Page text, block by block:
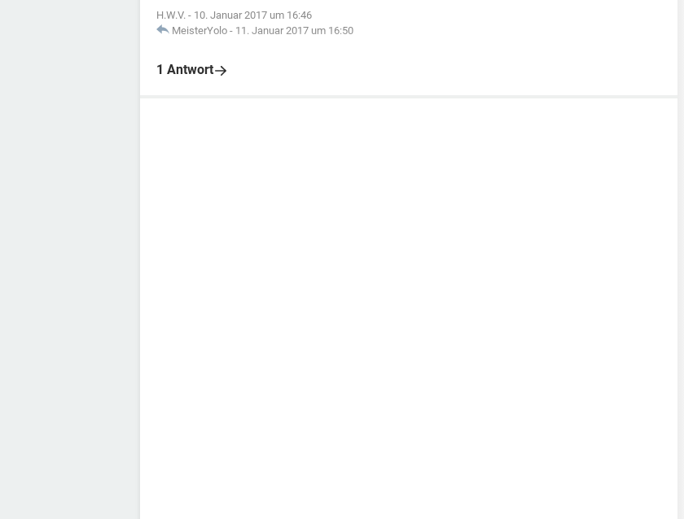
H.W.V. - 10. Januar 2017 um 16:46
MeisterYolo - 11. Januar 2017 um 16:50
1 Antwort